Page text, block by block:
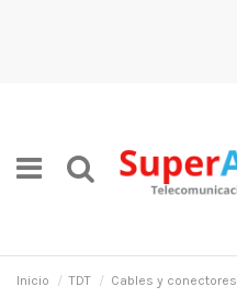
Inicio TDT Cables y conectores